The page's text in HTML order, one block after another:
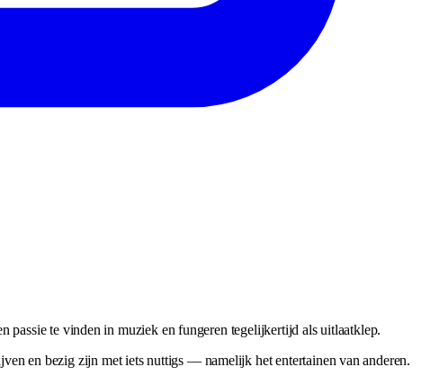
passie te vinden in muziek en fungeren tegelijkertijd als uitlaatklep.
en bezig zijn met iets nuttigs — namelijk het entertainen van anderen.